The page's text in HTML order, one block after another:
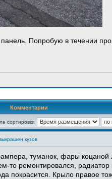
Попробую в течении
Комментарии
сортировки
кузов
туманок, фары
то ремонтировался,
покрасится. Крыло правое